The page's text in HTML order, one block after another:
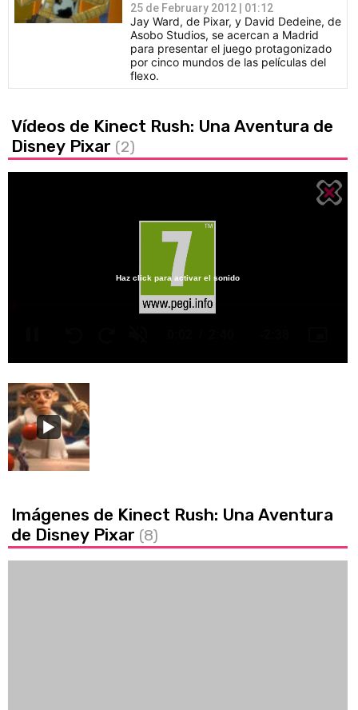
25 de February 2012 | 01:12
Jay Ward, de Pixar, y David Dedeine, de
Asobo Studios, se acercan a Madrid
para presentar el juego protagonizado
por cinco mundos de las películas del
flexo.
Vídeos de Kinect Rush: Una Aventura de
Disney Pixar (2)
Haz click para activar el sonido
Imágenes de Kinect Rush: Una Aventura
de Disney Pixar (8)